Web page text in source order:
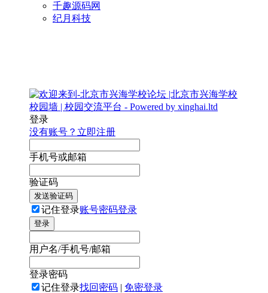
千趣源码网
纪月科技
登录
没有账号？立即注册
手机号或邮箱
验证码
发送验证码
记住登录账号密码登录
登录
用户名/手机号/邮箱
登录密码
记住登录找回密码 | 免密登录